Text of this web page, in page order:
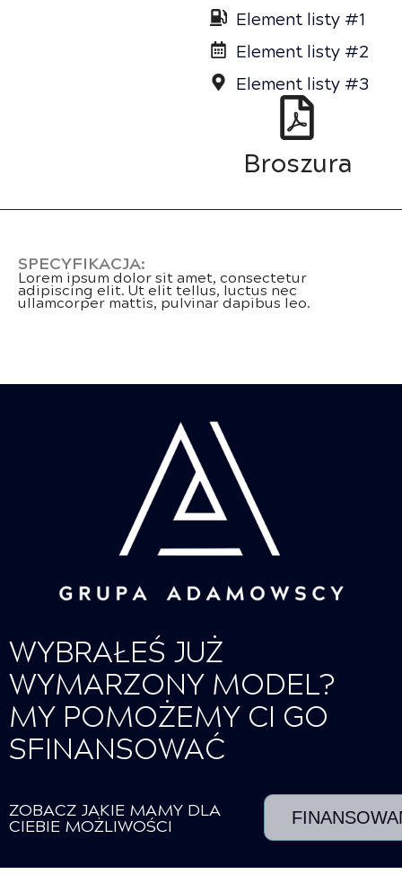
Element listy #1
Element listy #2
Element listy #3
Broszura
SPECYFIKACJA:
Lorem ipsum dolor sit amet, consectetur
adipiscing elit. Ut elit tellus, luctus nec
ullamcorper mattis, pulvinar dapibus leo.
WYBRAŁEŚ JUŻ
WYMARZONY MODEL?
MY POMOŻEMY CI GO
SFINANSOWAĆ
ZOBACZ JAKIE MAMY DLA
CIEBIE MOŻLIWOŚCI